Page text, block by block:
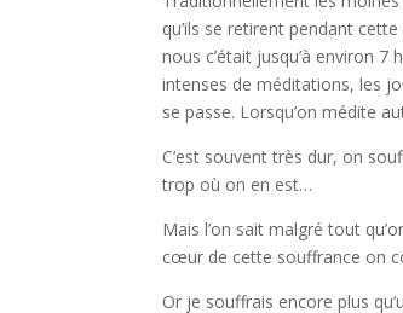
qu’ils se retirent pendant
nous c’était jusqu’à environ
intenses de méditations, les
se passe. Lorsqu’on médite
C’est souvent très dur, on
trop où on en est…
Mais l’on sait malgré tout
cœur de cette souffrance on
Or je souffrais encore plus